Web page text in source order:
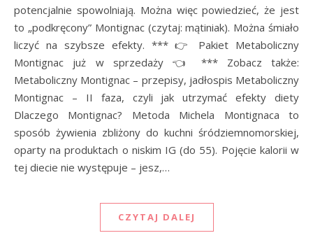
potencjalnie spowolniają. Można więc powiedzieć, że jest
to „podkręcony” Montignac (czytaj: mątiniak). Można śmiało
liczyć na szybsze efekty. *** 👉 Pakiet Metaboliczny
Montignac już w sprzedaży 👈 *** Zobacz także:
Metaboliczny Montignac – przepisy, jadłospis Metaboliczny
Montignac – II faza, czyli jak utrzymać efekty diety
Dlaczego Montignac? Metoda Michela Montignaca to
sposób żywienia zbliżony do kuchni śródziemnomorskiej,
oparty na produktach o niskim IG (do 55). Pojęcie kalorii w
tej diecie nie występuje – jesz,…
CZYTAJ DALEJ